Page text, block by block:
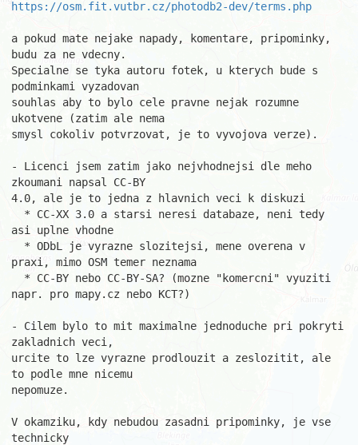
https://osm.fit.vutbr.cz/photodb2-dev/terms.php
a pokud mate nejake napady, komentare, pripominky,
budu za ne vdecny.
Specialne se tyka autoru fotek, u kterych bude s
podminkami vyzadovan
souhlas aby to bylo cele pravne nejak rozumne
ukotvene (zatim ale nema
smysl cokoliv potvrzovat, je to vyvojova verze).
- Licenci jsem zatim jako nejvhodnejsi dle meho
zkoumani napsal CC-BY
4.0, ale je to jedna z hlavnich veci k diskuzi
asi uplne vhodne
praxi, mimo OSM temer neznama
napr. pro mapy.cz nebo KCT?)
- Cilem bylo to mit maximalne jednoduche pri pokryti
zakladnich veci,
urcite to lze vyrazne prodlouzit a zeslozitit, ale
to podle mne nicemu
nepomuze.
V okamziku, kdy nebudou zasadni pripominky, je vse
technicky